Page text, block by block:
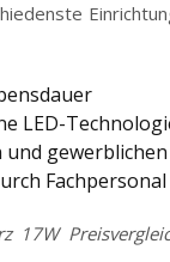
LED-
gewerblichen
17W